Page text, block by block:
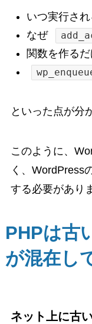
いつ実行さ
なぜ
関数を作る
といった点が分
このように、
く、WordPress
する必要があり
PHPは古
が混在し
ネット上に古